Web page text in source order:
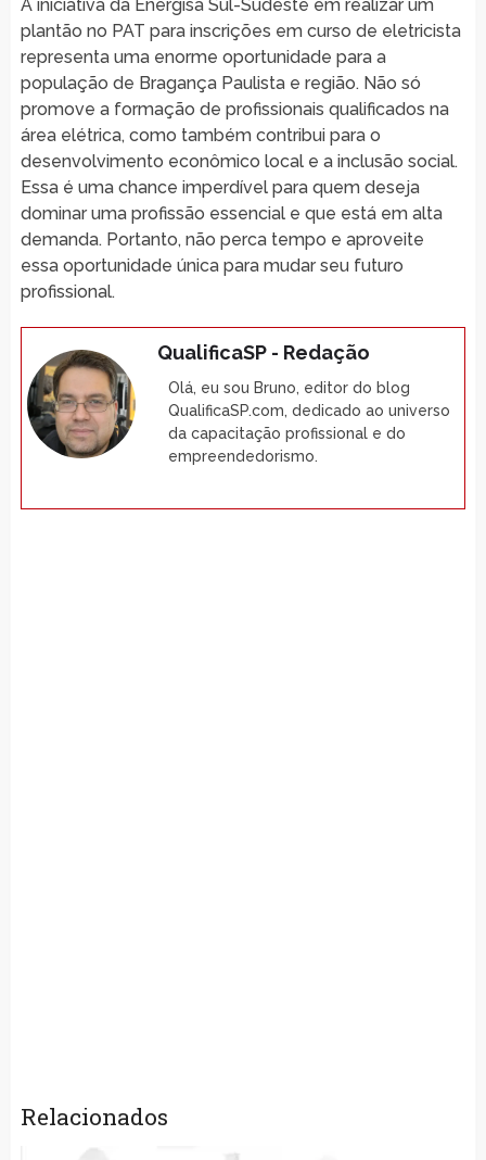
A iniciativa da Energisa Sul-Sudeste em realizar um
plantão no PAT para inscrições em curso de eletricista
representa uma enorme oportunidade para a
população de Bragança Paulista e região. Não só
promove a formação de profissionais qualificados na
área elétrica, como também contribui para o
desenvolvimento econômico local e a inclusão social.
Essa é uma chance imperdível para quem deseja
dominar uma profissão essencial e que está em alta
demanda. Portanto, não perca tempo e aproveite
essa oportunidade única para mudar seu futuro
profissional.
QualificaSP - Redação
Olá, eu sou Bruno, editor do blog
QualificaSP.com, dedicado ao universo
da capacitação profissional e do
empreendedorismo.
Relacionados